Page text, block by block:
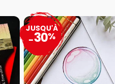
JUSQU'À
-30%